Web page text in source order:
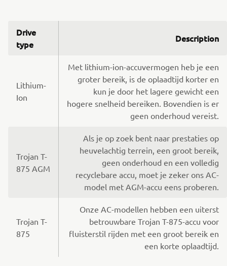
Drive
type
Description
Lithium-
Ion
Met lithium-ion-accuvermogen heb je een
groter bereik, is de oplaadtijd korter en
kun je door het lagere gewicht een
hogere snelheid bereiken. Bovendien is er
geen onderhoud vereist.
Trojan T-
875 AGM
Als je op zoek bent naar prestaties op
heuvelachtig terrein, een groot bereik,
geen onderhoud en een volledig
recyclebare accu, moet je zeker ons AC-
model met AGM-accu eens proberen.
Trojan T-
875
Onze AC-modellen hebben een uiterst
betrouwbare Trojan T-875-accu voor
fluisterstil rijden met een groot bereik en
een korte oplaadtijd.